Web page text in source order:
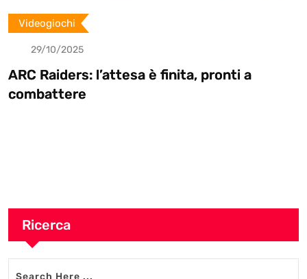
Videogiochi
29/10/2025
ARC Raiders: l’attesa è finita, pronti a
combattere
Ricerca